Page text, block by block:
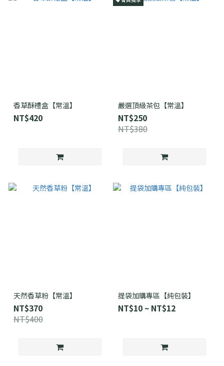
香草酥禮盒【常溫】
NT$420
嚴選頂級茶包【常溫】
NT$250
NT$380
天然香草粉【常溫】
NT$370
NT$400
提袋加購專區【純包裝】
NT$10 ~ NT$12